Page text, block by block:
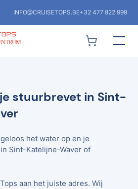
INFO@CRUISETOPS.BE+32 477 822 999
stuurbrevet in Sint-
het water op en je
Sint-Katelijne-Waver of
aan het juiste adres. Wij